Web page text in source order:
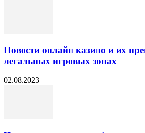
Новости онлайн казино и их
легальных игровых зонах
02.08.2023